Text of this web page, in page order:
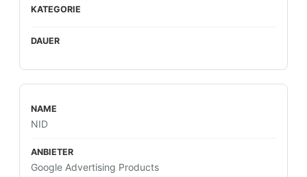
NID
Google Advertising Products